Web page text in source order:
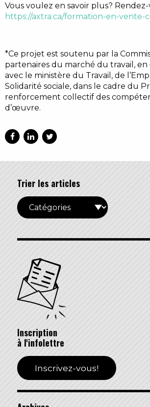
Vous voulez en savoir plus?
https://axtra.ca/formation-en-vente-
*Ce projet est soutenu par la
partenaires du marché du travail,
avec le ministère du Travail, de
Solidarité sociale, dans le cadre du
renforcement collectif des
d’œuvre.
Trier les articles
Inscription
à l'infolettre
Inscrivez-vous!